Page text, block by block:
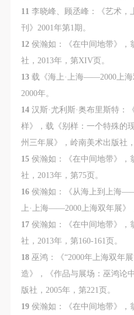
11 李晓峰、顾丞峰：《艺术，
刊》2001年第1期。
12 侯瀚如：《在中间地带》，
社，2013年，第XIV页。
13载《海上·上海——2000上海
2000年。
14汉斯·尤利斯·奥布里斯特
样》，载《别样：一个特殊
州三年展》，岭南美术出版社，
15侯瀚如：《在中间地带》，
社，2013年，第75页。
16侯瀚如：《从海上到上海
上·上海——2000上海双年展》
17侯瀚如：《在中间地带》，
社，2013年，第160-161页。
18巫鸿：《“2000年上海双年
造》，《作品与展场：巫鸿论
版社，2005年，第221页。
19侯瀚如：《在中间地带》，